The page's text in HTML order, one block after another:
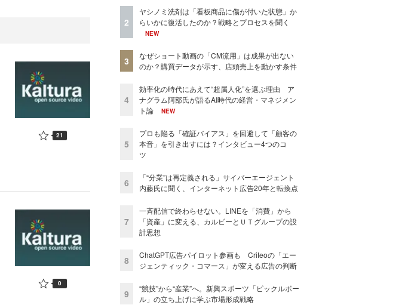
21
0
2
ヤシノミ洗剤は「看板商品に傷が付いた状態」か
らいかに復活したのか？戦略とプロセスを聞く
NEW
3
なぜショート動画の「CM流用」は成果が出ない
のか？購買データが示す、店頭売上を動かす条件
4
効率化の時代にあえて“超属人化”を選ぶ理由 ア
ナグラム阿部氏が語るAI時代の経営・マネジメン
ト論
NEW
5
プロも陥る「確証バイアス」を回避して「顧客の
本音」を引き出すには？インタビュー4つのコ
ツ
6
「“分業”は再定義される」サイバーエージェント
内藤氏に聞く、インターネット広告20年と転換点
7
一斉配信で終わらせない。LINEを「消費」から
「資産」に変える、カルビーとＵＴグループの設
計思想
8
ChatGPT広告パイロット参画も Criteoの「エー
ジェンティック・コマース」が変える広告の判断
9
“競技”から“産業”へ。新興スポーツ「ピックルボー
ル」の立ち上げに学ぶ市場形成戦略